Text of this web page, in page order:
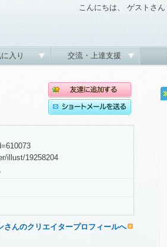
こんにちは、 ゲストさん
入り 交流・上達支援
illust/19258204
さんのクリエイタープロフィールへ